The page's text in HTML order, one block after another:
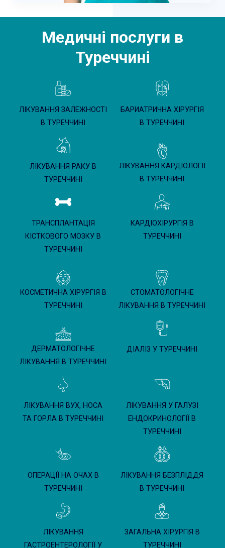
Медичні послуги в
Туреччині
ЛІКУВАННЯ ЗАЛЕЖНОСТІ
В ТУРЕЧЧИНІ
БАРИАТРИЧНА ХІРУРГІЯ
В ТУРЕЧЧИНІ
ЛІКУВАННЯ РАКУ В
ТУРЕЧЧИНІ
ЛІКУВАННЯ КАРДІОЛОГІЇ
В ТУРЕЧЧИНІ
ТРАНСПЛАНТАЦІЯ
КІСТКОВОГО МОЗКУ В
ТУРЕЧЧИНІ
КАРДІОХІРУРГІЯ В
ТУРЕЧЧИНІ
КОСМЕТИЧНА ХІРУРГІЯ В
ТУРЕЧЧИНІ
СТОМАТОЛОГІЧНЕ
ЛІКУВАННЯ В ТУРЕЧЧИНІ
ДЕРМАТОЛОГІЧНЕ
ЛІКУВАННЯ В ТУРЕЧЧИНІ
ДІАЛІЗ У ТУРЕЧЧИНІ
ЛІКУВАННЯ ВУХ, НОСА
ТА ГОРЛА В ТУРЕЧЧИНІ
ЛІКУВАННЯ У ГАЛУЗІ
ЕНДОКРИНОЛОГІЇ В
ТУРЕЧЧИНІ
ОПЕРАЦІЇ НА ОЧАХ В
ТУРЕЧЧИНІ
ЛІКУВАННЯ БЕЗПЛІДДЯ
В ТУРЕЧЧИНІ
ЛІКУВАННЯ
ГАСТРОЕНТЕРОЛОГІЇ У
ЗАГАЛЬНА ХІРУРГІЯ В
ТУРЕЧЧИНІ